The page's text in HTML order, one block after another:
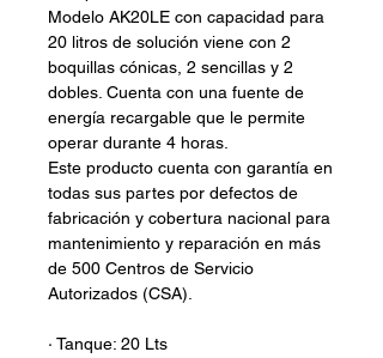
Modelo AK20LE con capacidad para
20 litros de solución viene con 2
boquillas cónicas, 2 sencillas y 2
dobles. Cuenta con una fuente de
energía recargable que le permite
operar durante 4 horas.
Este producto cuenta con garantía en
todas sus partes por defectos de
fabricación y cobertura nacional para
mantenimiento y reparación en más
de 500 Centros de Servicio
Autorizados (CSA).
· Tanque: 20 Lts